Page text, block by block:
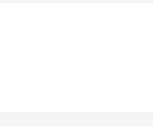
RLHF对LLM泛化性(generalisation)和生成多
。